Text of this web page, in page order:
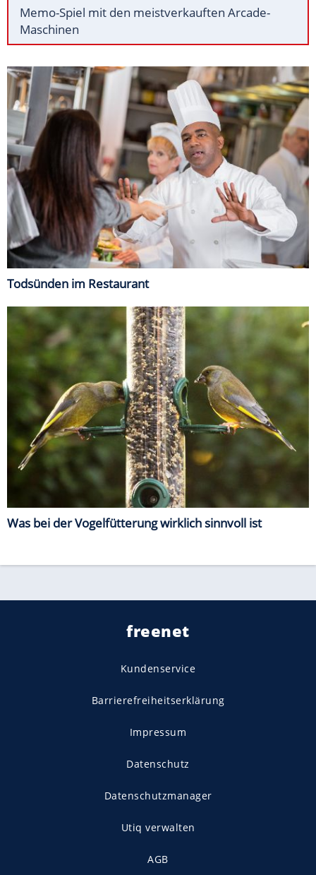
Memo-Spiel mit den meistverkauften Arcade-
Maschinen
Todsünden im Restaurant
Was bei der Vogelfütterung wirklich sinnvoll ist
freenet
Kundenservice
Barrierefreiheitserklärung
Impressum
Datenschutz
Datenschutzmanager
Utiq verwalten
AGB